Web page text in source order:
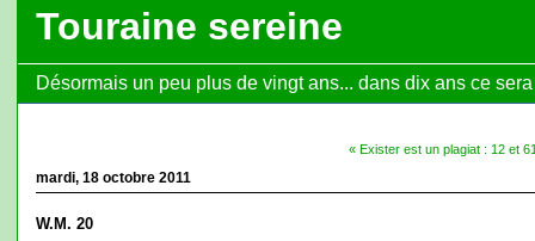
Touraine sereine
Désormais un peu plus de vingt ans... dans dix ans ce
« Exister est un plagiat : 12 et
mardi, 18 octobre 2011
W.M. 20